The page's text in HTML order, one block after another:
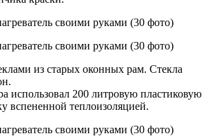
из старых оконных рам. Стекла
использовал 200 литровую пластиковую
вспененной теплоизоляцией.